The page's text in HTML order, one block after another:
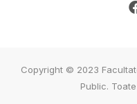
Copyright © 2023
Public.